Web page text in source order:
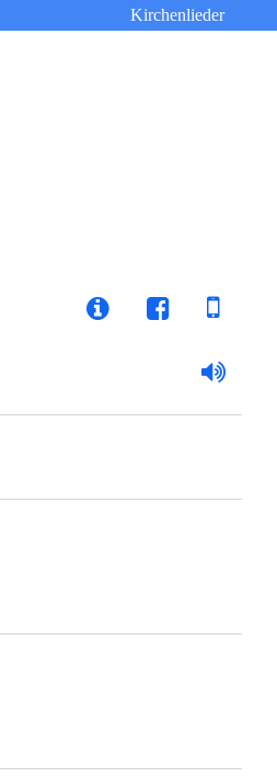
Kirchenlieder